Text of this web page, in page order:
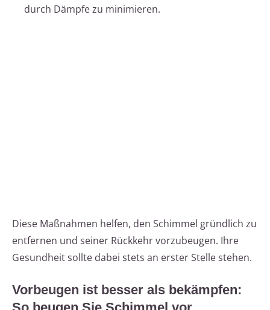
durch Dämpfe zu minimieren.
Diese Maßnahmen helfen, den Schimmel gründlich zu
entfernen und seiner Rückkehr vorzubeugen. Ihre
Gesundheit sollte dabei stets an erster Stelle stehen.
Vorbeugen ist besser als bekämpfen: